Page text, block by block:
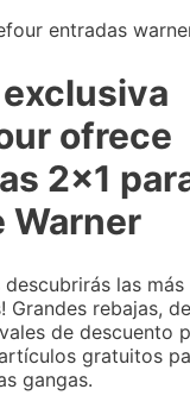
ofrece
2×1
Warner
descubrirás las
Grandes rebajas,
de descuento
gratuitos
gangas.